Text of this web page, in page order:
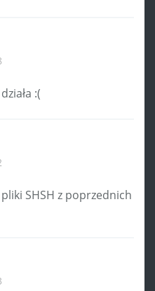
:(
SHSH z poprzednich